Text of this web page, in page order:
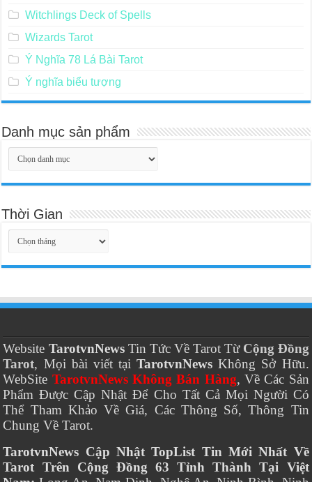
Witchlings Deck of Spells
Wizards Tarot
Ý Nghĩa 78 Lá Bài Tarot
Ý nghĩa biểu tượng
Danh mục sản phẩm
Thời Gian
Thời
Gian
Website TarotvnNewsTin Tức Về Tarot Từ Cộng Đồng
Tarot, Mọi bài viết tạiTarotvnNews Không Sở Hữu.
WebSite TarotvnNews Không Bán Hàng, Về Các Sản
Phẩm Được Cập Nhật Để Cho Tất Cả Mọi Người Có
Thể Tham Khảo Về Giá, Các Thông Số, Thông Tin
Chung Về Tarot.
TarotvnNews Cập Nhật TopList Tin Mới Nhất Về
Tarot Trên Cộng Đồng 63 Tỉnh Thành Tại Việt